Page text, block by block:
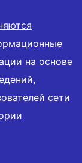
на основе
сети